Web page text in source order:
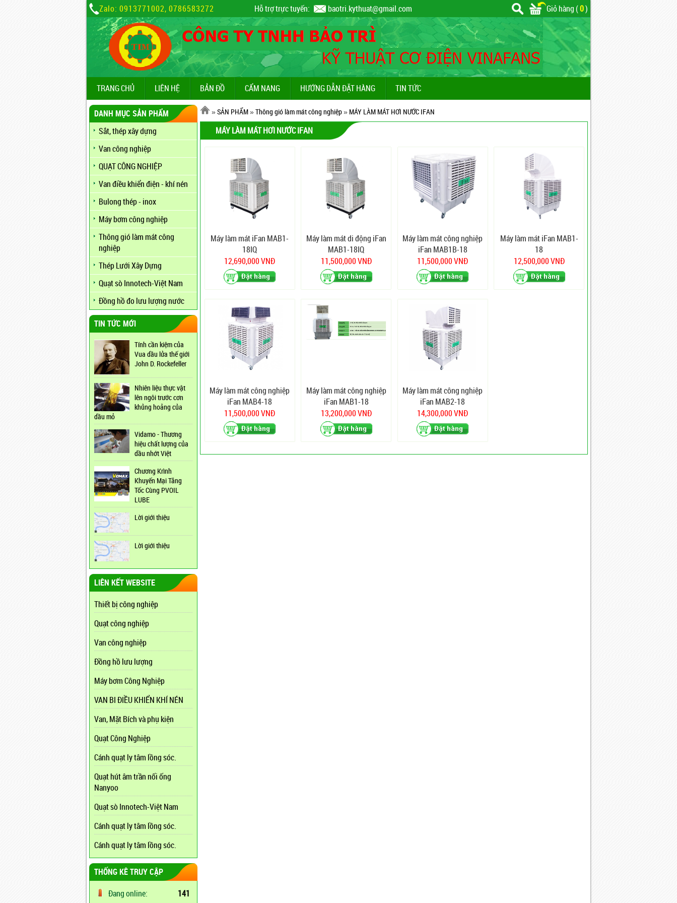
Zalo: 0913771002, 0786583272 Hỗ trợ trực tuyến: baotri.kythuat@gmail.com Giỏ hàng (0)
TRANG CHỦ LIÊN HỆ BẢN ĐỒ CẨM NANG HƯỚNG DẪN ĐẶT HÀNG TIN TỨC
DANH MỤC SẢN PHẨM
Sắt, thép xây dựng
Van công nghiệp
QUẠT CÔNG NGHIỆP
Van điều khiển điện - khí nén
Bulong thép - inox
Máy bơm công nghiệp
Thông gió làm mát công
nghiệp
Thép Lưới Xây Dựng
Quạt sò Innotech-Việt Nam
Đồng hồ đo lưu lượng nước
TIN TỨC MỚI
Tính cần kiệm của
Vua dầu lửa thế giới
John D. Rockefeller
Nhiên liệu thực vật
lên ngôi trước cơn
khủng hoảng của
dầu mỏ
Vidamo - Thương
hiệu chất lượng của
dầu nhớt Việt
Chương Krình
Khuyến Mại Tăng
Tốc Cùng PVOIL
LUBE
Lời giới thiệu
Lời giới thiệu
LIÊN KẾT WEBSITE
Thiết bị công nghiệp
Quạt công nghiệp
Van công nghiệp
Đồng hồ lưu lượng
Máy bơm Công Nghiệp
VAN BI ĐIỀU KHIỂN KHÍ NÉN
Van, Mặt Bích và phụ kiện
Quạt Công Nghiệp
Cánh quạt ly tâm lồng sóc.
Quạt hút âm trần nối ống
Nanyoo
Quạt sò Innotech-Việt Nam
Cánh quạt ly tâm lồng sóc.
Cánh quạt ly tâm lồng sóc.
THỐNG KÊ TRUY CẬP
Đang online:
141
»SẢN PHẨM»Thông gió làm mát công nghiệp» MÁY LÀM MÁT HƠI NƯỚC IFAN
MÁY LÀM MÁT HƠI NƯỚC IFAN
Máy làm mát iFan MAB1-
18IQ
12,690,000 VNĐ
Máy làm mát di động iFan
MAB1-18IQ
11,500,000 VNĐ
Máy làm mát công nghiệp
iFan MAB1B-18
11,500,000 VNĐ
Máy làm mát iFan MAB1-
18
12,500,000 VNĐ
Máy làm mát công nghiệp
iFan MAB4-18
11,500,000 VNĐ
Máy làm mát công nghiệp
iFan MAB1-18
13,200,000 VNĐ
Máy làm mát công nghiệp
iFan MAB2-18
14,300,000 VNĐ